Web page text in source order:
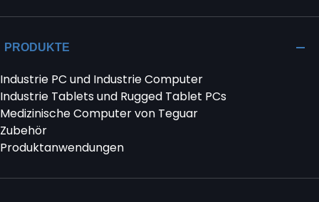
PRODUKTE
Industrie PC und Industrie Computer
Industrie Tablets und Rugged Tablet PCs
Medizinische Computer von Teguar
Zubehör
Produktanwendungen